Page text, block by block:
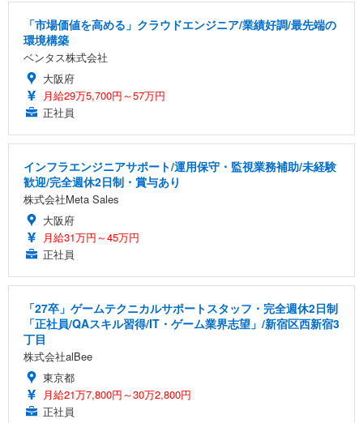
「市場価値を高める」クラウドエンジニア/業績好調/最先端の
環境構築
ベンタス株式会社
大阪府
月給29万5,700円～57万円
正社員
インフラエンジニアサポート/運用保守・監視業務補助/未経験
歓迎/完全週休2日制・賞与あり
株式会社Meta Sales
大阪府
月給31万円～45万円
正社員
「27卒」ゲームテクニカルサポートスタッフ・完全週休2日制
「正社員/QAスキル習得/IT・ゲーム業界志望」/新宿区西新宿3
丁目
株式会社alBee
東京都
月給21万7,800円～30万2,800円
正社員